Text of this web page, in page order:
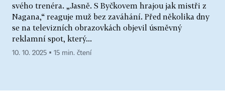
svého trenéra. „Jasně. S Byčkovem hrajou jak mistři z
Nagana,“ reaguje muž bez zaváhání. Před několika dny
se na televizních obrazovkách objevil úsměvný
reklamní spot, který...
10. 10. 2025 ▪ 15 min. čtení